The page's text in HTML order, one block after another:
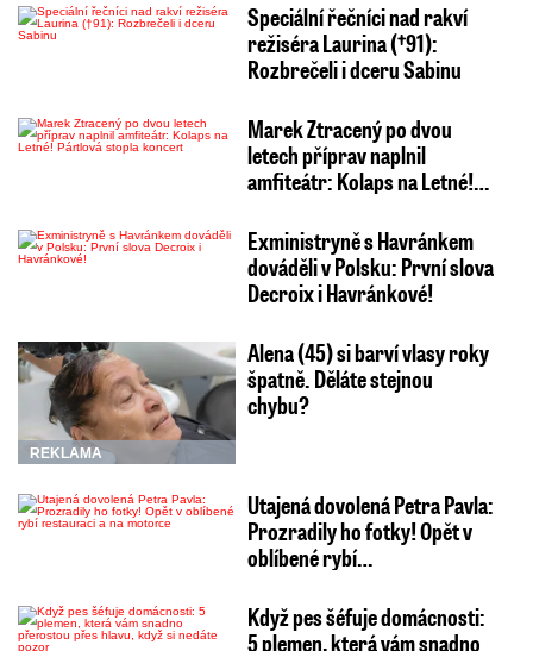
Speciální řečníci nad rakví
režiséra Laurina (†91):
Rozbrečeli i dceru Sabinu
Marek Ztracený po dvou
letech příprav naplnil
amfiteátr: Kolaps na Letné!…
Exministryně s Havránkem
dováděli v Polsku: První slova
Decroix i Havránkové!
REKLAMA
Alena (45) si barví vlasy roky
špatně. Děláte stejnou
chybu?
Utajená dovolená Petra Pavla:
Prozradily ho fotky! Opět v
oblíbené rybí…
Když pes šéfuje domácnosti:
5 plemen, která vám snadno